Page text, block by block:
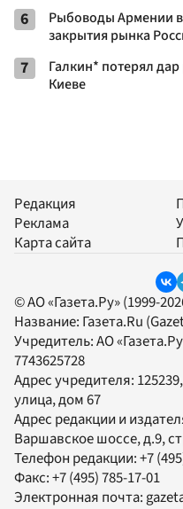
6
Рыбоводы Армении
закрытия рынка
7
Галкин* потерял
Киеве
Редакция
Реклама
Карта сайта
© АО «Газета.Ру» (1999-
Название: Газета.Ru
Учредитель:АО
7743625728
Адрес учредителя:
улица, дом 67
Адрес редакции и
Варшавское шоссе, д.9,
Телефон редакции:+7
Факс:+7 (495) 785-17-01
Электронная почта: